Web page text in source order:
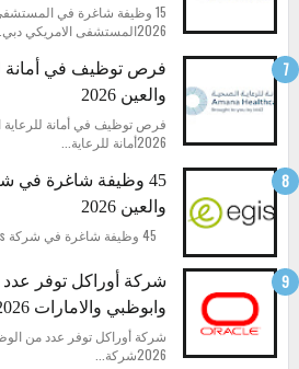
15 وظيفة شاغرة في
2026المستشفى الامريكي دبي...
فرص توظيف في أمانة
والعين 2026
فرص توظيف في أمانة للرعاية
2026أمانة للرعاية...
والعين 2026
شركة أوراكل توفر
وابوظبي والامارات 2026
شركة أوراكل توفر عدد من
2026شركة...